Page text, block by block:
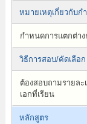
หมายเหตุเกี่ยวกับก
กำหนดการแตกต่า
วิธีการสอบ/คัดเลือก
ต้องสอบถามรายล
เอกที่เรียน
หลักสูตร